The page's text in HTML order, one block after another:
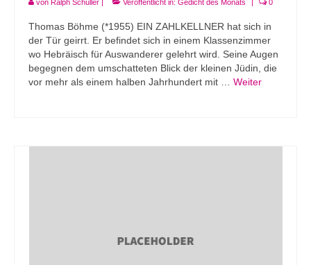
von Ralph Schüller | Veröffentlicht in: Gedicht des Monats | 0
Thomas Böhme (*1955) EIN ZAHLKELLNER hat sich in
der Tür geirrt. Er befindet sich in einem Klassenzimmer
wo Hebräisch für Auswanderer gelehrt wird. Seine Augen
begegnen dem umschatteten Blick der kleinen Jüdin, die
vor mehr als einem halben Jahrhundert mit … Weiter